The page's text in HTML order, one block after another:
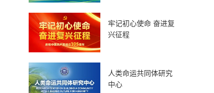
牢记初心使命 奋进复
兴征程
人类命运共同体研究
中心